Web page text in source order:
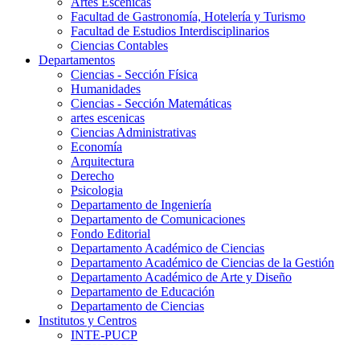
Facultad de Gastronomía, Hotelería y Turismo
Facultad de Estudios Interdisciplinarios
Ciencias Contables
Departamentos
Ciencias - Sección Física
Humanidades
Ciencias - Sección Matemáticas
artes escenicas
Ciencias Administrativas
Economía
Arquitectura
Derecho
Psicologia
Departamento de Ingeniería
Departamento de Comunicaciones
Fondo Editorial
Departamento Académico de Ciencias
Departamento Académico de Ciencias de la Gestión
Departamento Académico de Arte y Diseño
Departamento de Educación
Departamento de Ciencias
Institutos y Centros
INTE-PUCP